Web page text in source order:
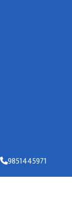
9851445971